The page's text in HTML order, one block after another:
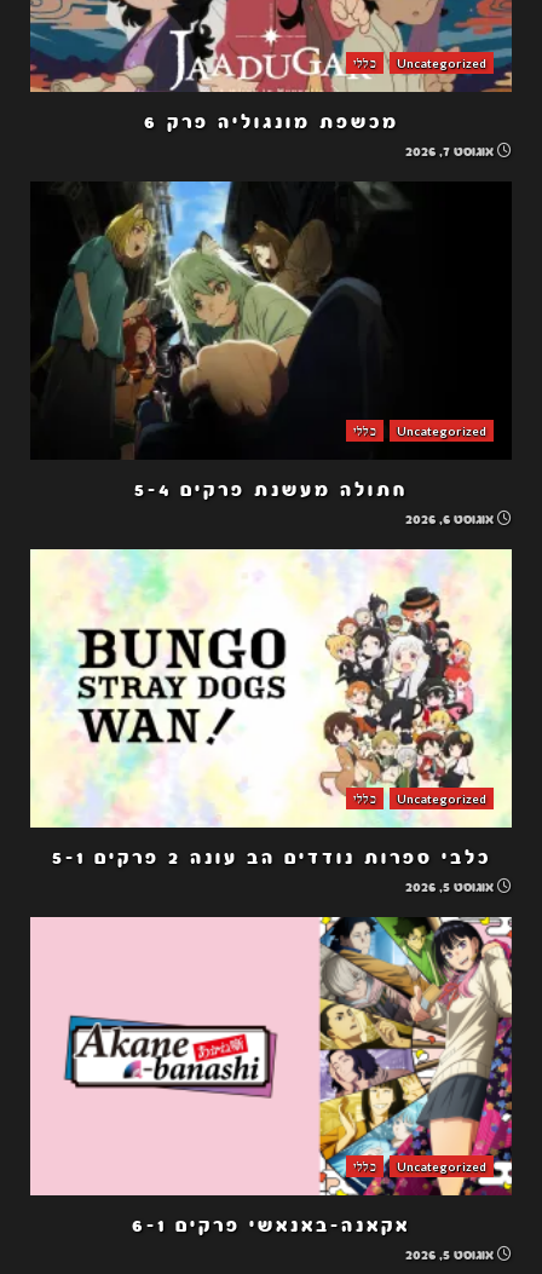
Uncategorized כללי
מכשפת מונגוליה פרק 6
אוגוסט 7, 2026
Uncategorized כללי
חתולה מעשנת פרקים 5-4
אוגוסט 6, 2026
Uncategorized כללי
כלבי ספרות נודדים הב עונה 2 פרקים 5-1
אוגוסט 5, 2026
Uncategorized כללי
אקאנה-באנאשי פרקים 6-1
אוגוסט 5, 2026